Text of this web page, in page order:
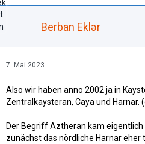
Berban Eklər
7. Mai 2023
Also wir haben anno 2002 ja in
Zentralkaysteran, Caya und Harnar.
Der Begriff Aztheran kam eigentlich
zunächst das nördliche Harnar